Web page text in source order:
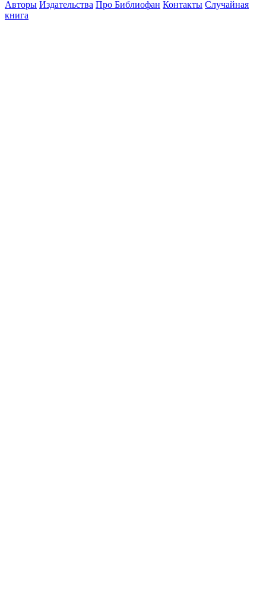
Авторы Издательства Про Библиофан Контакты Случайная
книга